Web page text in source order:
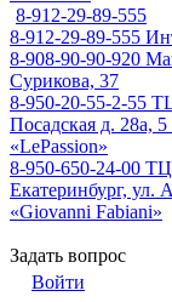
8-912-29-89-555
8-912-29-89-555
8-908-90-90-920
Сурикова, 37
8-950-20-55-2-55
Посадская д. 28а,
«LePassion»
8-950-650-24-00 ТЦ
Екатеринбург, ул.
«Giovanni Fabiani»
Задать вопрос
Войти